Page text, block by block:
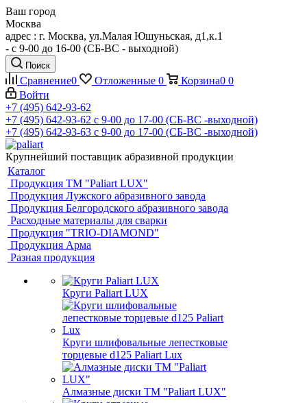
Ваш город
Москва
адрес : г. Москва, ул.Малая Юшуньская, д1,к.1
- c 9-00 до 16-00 (СБ-ВС - выходной)
Поиск
Сравнение0 Отложенные 0 Корзина0 0
Войти
+7 (495) 642-93-62
+7 (495) 642-93-62 c 9-00 до 17-00 (СБ-ВС -выходной)
+7 (495) 642-93-63 c 9-00 до 17-00 (СБ-ВС -выходной)
Крупнейший поставщик абразивной продукции
Каталог
Продукция ТМ "Paliart LUX"
Продукция Лужского абразивного завода
Продукция Белгородского абразивного завода
Расходные материалы для сварки
Продукция "TRIO-DIAMOND"
Продукция Арма
Разная продукция
Круги Paliart LUX
Круги шлифовальные лепестковые
торцевые d125 Paliart Lux
Алмазные диски ТМ "Paliart LUX"